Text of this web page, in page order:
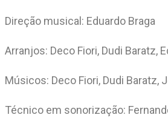
Direção musical: Eduardo Braga
Arranjos: Deco Fiori, Dudi Baratz,
Músicos: Deco Fiori, Dudi Baratz,
Técnico em sonorização: